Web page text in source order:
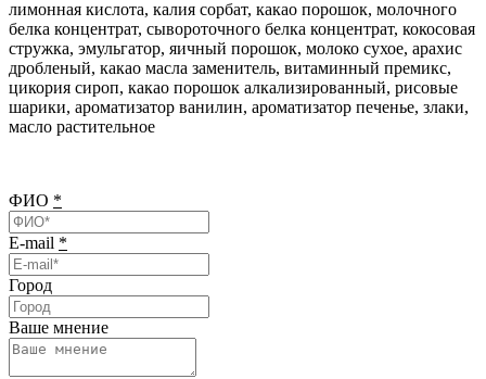
лимонная кислота, калия сорбат, какао порошок, молочного
белка концентрат, сывороточного белка концентрат, кокосовая
стружка, эмульгатор, яичный порошок, молоко сухое, арахис
дробленый, какао масла заменитель, витаминный премикс,
цикория сироп, какао порошок алкализированный, рисовые
шарики, ароматизатор ванилин, ароматизатор печенье, злаки,
масло растительное
ФИО *
E-mail *
Город
Ваше мнение